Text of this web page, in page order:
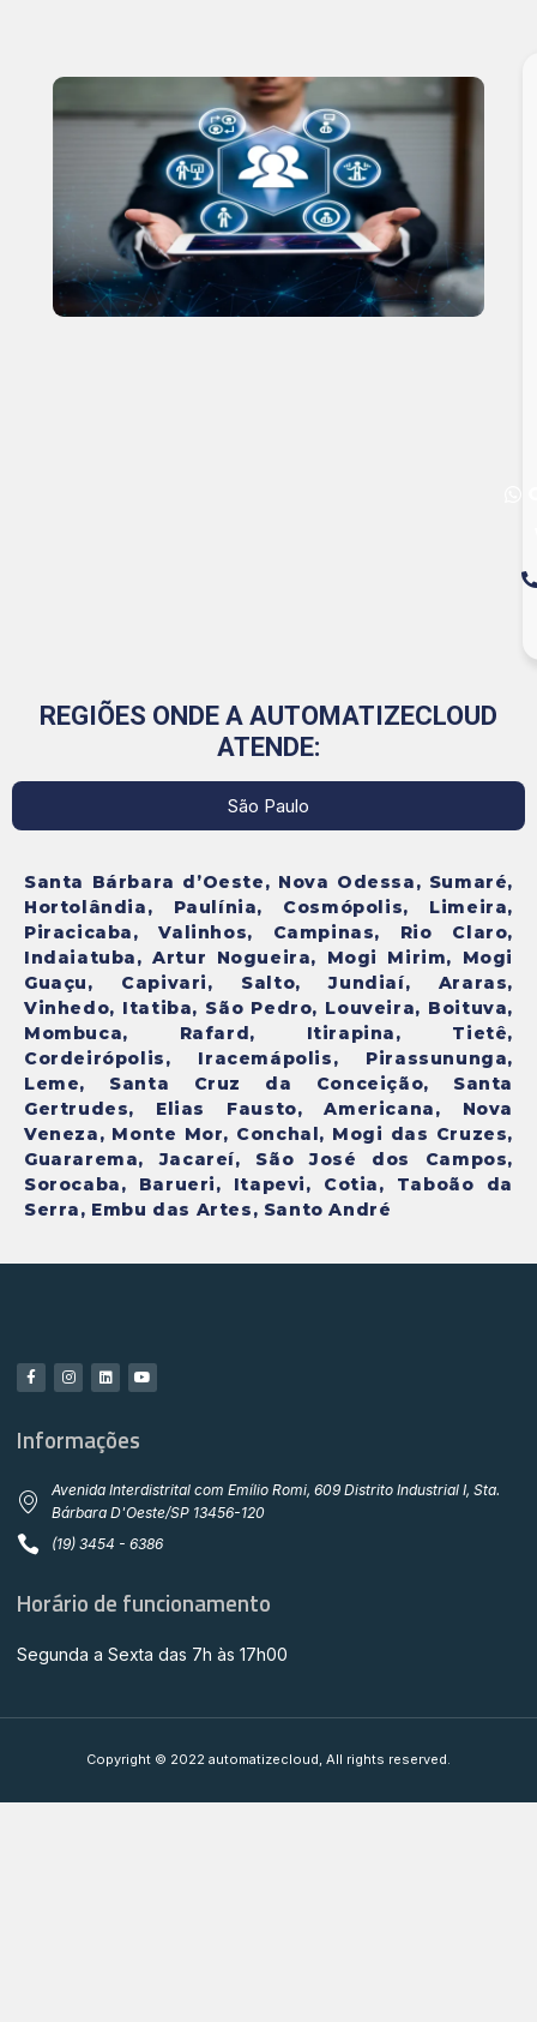
REGIÕES ONDE A AUTOMATIZECLOUD
ATENDE:
São Paulo
Santa Bárbara d’Oeste, Nova Odessa, Sumaré,
Hortolândia, Paulínia, Cosmópolis, Limeira,
Piracicaba, Valinhos, Campinas, Rio Claro,
Indaiatuba, Artur Nogueira, Mogi Mirim, Mogi
Guaçu, Capivari, Salto, Jundiaí, Araras,
Vinhedo, Itatiba, São Pedro, Louveira, Boituva,
Mombuca, Rafard, Itirapina, Tietê,
Cordeirópolis, Iracemápolis, Pirassununga,
Leme, Santa Cruz da Conceição, Santa
Gertrudes, Elias Fausto, Americana, Nova
Veneza, Monte Mor, Conchal, Mogi das Cruzes,
Guararema, Jacareí, São José dos Campos,
Sorocaba, Barueri, Itapevi, Cotia, Taboão da
Serra, Embu das Artes, Santo André
Informações
Avenida Interdistrital com Emílio Romi, 609 Distrito Industrial I, Sta.
Bárbara D'Oeste/SP 13456-120
(19) 3454 - 6386
Horário de funcionamento
Segunda a Sexta das 7h às 17h00
Copyright © 2022 automatizecloud, All rights reserved.